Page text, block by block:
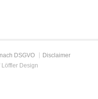
DSGVO
Disclaimer
Design